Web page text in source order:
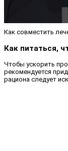
Как совместить
Как питаться,
Чтобы ускорить
рекомендуется
рациона следует